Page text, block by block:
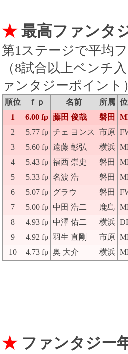
★ 最高ファンタ
第1ステージで平均
（8試合以上ベンチ
ァンタジーポイント
順位 ｆｐ 名前 所属
1
6.00 fp 藤田 俊哉 磐田
2
5.77 fp チェ ヨンス 市原
3
5.60 fp 遠藤 彰弘 横浜
4
5.43 fp 福西 崇史 磐田
5
5.33 fp 名波 浩 磐田
6
5.07 fp グラウ 磐田
7
5.00 fp 中田 浩二 鹿島
8
4.93 fp 中澤 佑二 横浜
9
4.92 fp 羽生 直剛 市原
10
4.73 fp 奥 大介 横浜
★ ファンタジー